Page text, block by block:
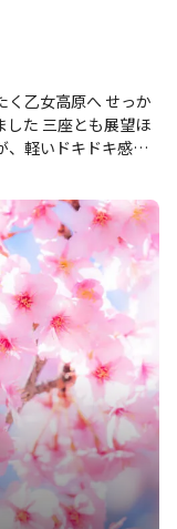
く乙女高原へ せっか
した 三座とも展望ほ
、軽いドキドキ感味
ケーです！